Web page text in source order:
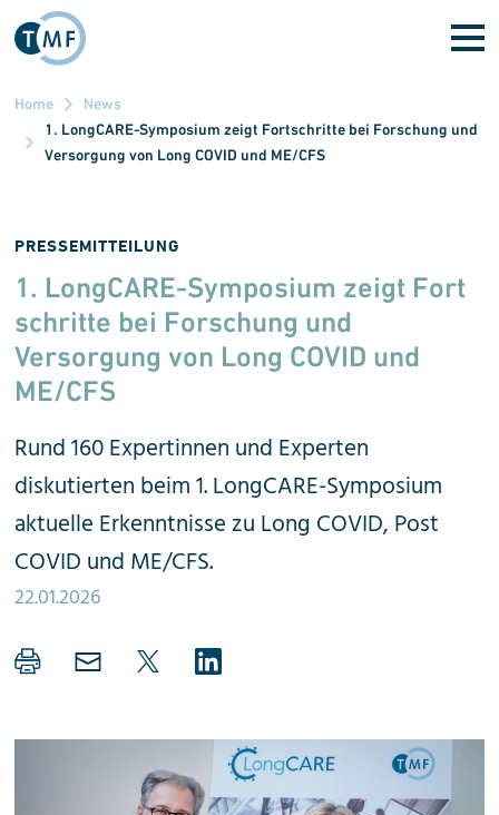
Direkt zum Inhalt
Home
News
1. LongCARE-Symposium zeigt Fortschritte bei Forschung und
Versorgung von Long COVID und ME/CFS
PRESSEMITTEILUNG
1. LongCARE-Symposium zeigt Fort
schritte bei Forschung und
Versorgung von Long COVID und
ME/CFS
Rund 160 Expertinnen und Experten
diskutierten beim 1. LongCARE-Symposium
aktuelle Erkenntnisse zu Long COVID, Post
COVID und ME/CFS.
22.01.2026